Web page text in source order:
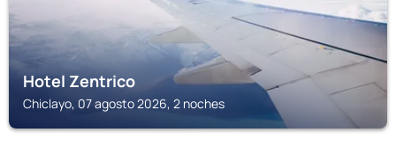
Hotel Zentrico
Chiclayo, 07 agosto 2026, 2 noches